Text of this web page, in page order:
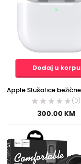
Dodaj u korpu
(0)
300.00 KM